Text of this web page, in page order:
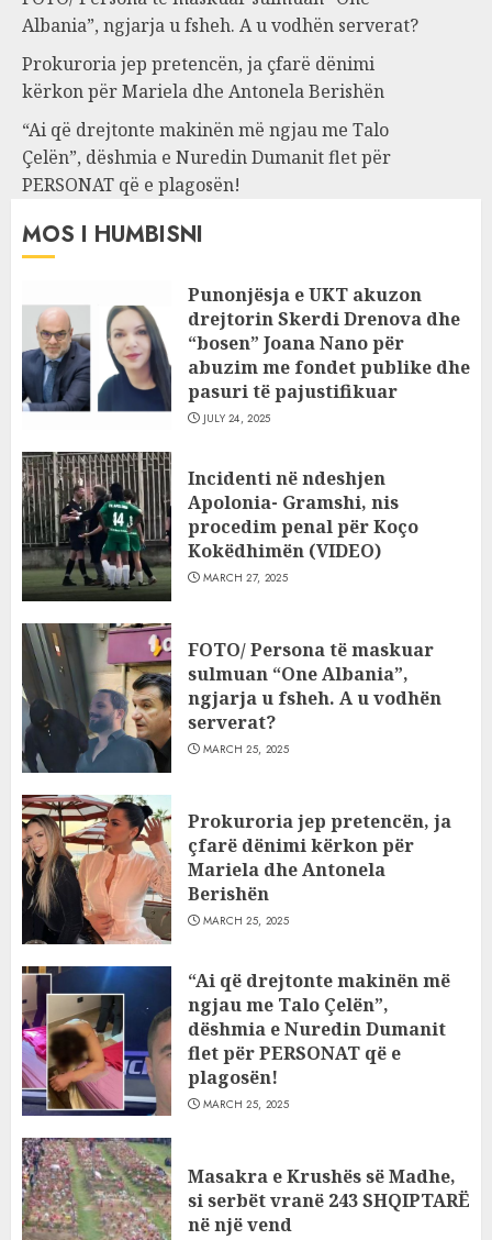
Albania”, ngjarja u fsheh. A u vodhën serverat?
Prokuroria jep pretencën, ja çfarë dënimi
kërkon për Mariela dhe Antonela Berishën
“Ai që drejtonte makinën më ngjau me Talo
Çelën”, dëshmia e Nuredin Dumanit flet për
PERSONAT që e plagosën!
MOS I HUMBISNI
Punonjësja e UKT akuzon
drejtorin Skerdi Drenova dhe
“bosen” Joana Nano për
abuzim me fondet publike dhe
pasuri të pajustifikuar
JULY 24, 2025
Incidenti në ndeshjen
Apolonia- Gramshi, nis
procedim penal për Koço
Kokëdhimën (VIDEO)
MARCH 27, 2025
FOTO/ Persona të maskuar
sulmuan “One Albania”,
ngjarja u fsheh. A u vodhën
serverat?
MARCH 25, 2025
Prokuroria jep pretencën, ja
çfarë dënimi kërkon për
Mariela dhe Antonela
Berishën
MARCH 25, 2025
“Ai që drejtonte makinën më
ngjau me Talo Çelën”,
dëshmia e Nuredin Dumanit
flet për PERSONAT që e
plagosën!
MARCH 25, 2025
Masakra e Krushës së Madhe,
si serbët vranë 243 SHQIPTARË
në një vend